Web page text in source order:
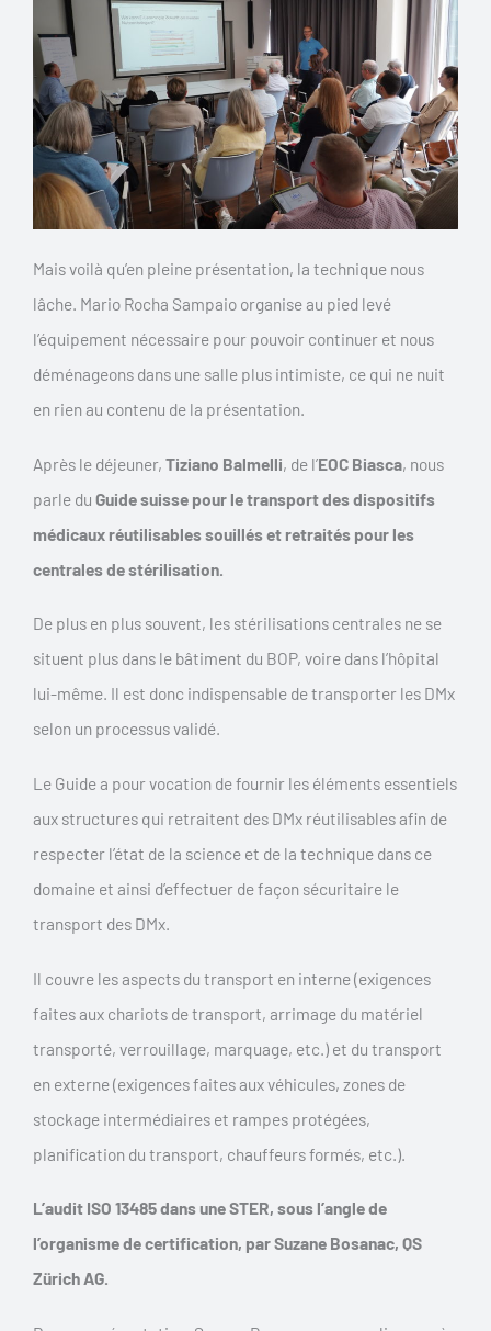
Mais voilà qu’en pleine présentation, la technique nous
lâche. Mario Rocha Sampaio organise au pied levé
l’équipement nécessaire pour pouvoir continuer et nous
déménageons dans une salle plus intimiste, ce qui ne nuit
en rien au contenu de la présentation.
Après le déjeuner, Tiziano Balmelli, de l’EOC Biasca, nous
parle du Guide suisse pour le transport des dispositifs
médicaux réutilisables souillés et retraités pour les
centrales de stérilisation.
De plus en plus souvent, les stérilisations centrales ne se
situent plus dans le bâtiment du BOP, voire dans l’hôpital
lui-même. Il est donc indispensable de transporter les DMx
selon un processus validé.
Le Guide a pour vocation de fournir les éléments essentiels
aux structures qui retraitent des DMx réutilisables afin de
respecter l’état de la science et de la technique dans ce
domaine et ainsi d’effectuer de façon sécuritaire le
transport des DMx.
Il couvre les aspects du transport en interne (exigences
faites aux chariots de transport, arrimage du matériel
transporté, verrouillage, marquage, etc.) et du transport
en externe (exigences faites aux véhicules, zones de
stockage intermédiaires et rampes protégées,
planification du transport, chauffeurs formés, etc.).
L’audit ISO 13485 dans une STER, sous l’angle de
l’organisme de certification, par Suzane Bosanac, QS
Zürich AG.